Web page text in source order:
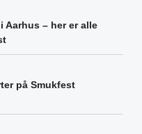
Aarhus – her er alle
på Smukfest